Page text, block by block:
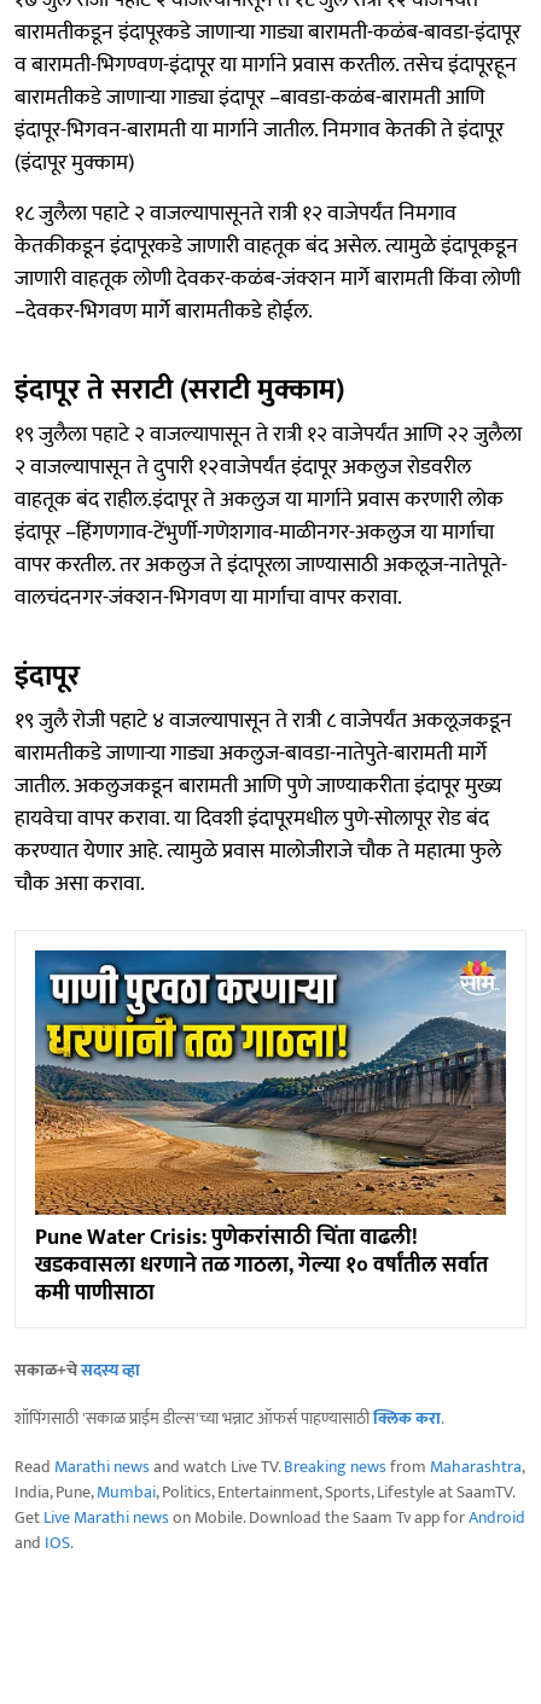
बारामतीकडून इंदापूरकडे जाणाऱ्या गाड्या बारामती-कळंब-बावडा-इंदापूर
व बारामती-भिगण्वण-इंदापूर या मार्गाने प्रवास करतील. तसेच इंदापूरहून
बारामतीकडे जाणाऱ्या गाड्या इंदापूर –बावडा-कळंब-बारामती आणि
इंदापूर-भिगवन-बारामती या मार्गाने जातील. निमगाव केतकी ते इंदापूर
(इंदापूर मुक्काम)
१८ जुलैला पहाटे २ वाजल्यापासूनते रात्री १२ वाजेपर्यंत निमगाव
केतकीकडून इंदापूरकडे जाणारी वाहतूक बंद असेल. त्यामुळे इंदापूकडून
जाणारी वाहतूक लोणी देवकर-कळंब-जंक्शन मार्गे बारामती किंवा लोणी
–देवकर-भिगवण मार्गे बारामतीकडे होईल.
इंदापूर ते सराटी (सराटी मुक्काम)
१९ जुलैला पहाटे २ वाजल्यापासून ते रात्री १२ वाजेपर्यंत आणि २२ जुलैला
२ वाजल्यापासून ते दुपारी १२वाजेपर्यंत इंदापूर अकलुज रोडवरील
वाहतूक बंद राहील.इंदापूर ते अकलुज या मार्गाने प्रवास करणारी लोक
इंदापूर –हिंगणगाव-टेंभुर्णी-गणेशगाव-माळीनगर-अकलुज या मार्गाचा
वापर करतील. तर अकलुज ते इंदापूरला जाण्यासाठी अकलूज-नातेपूते-
वालचंदनगर-जंक्शन-भिगवण या मार्गाचा वापर करावा.
इंदापूर
१९ जुलै रोजी पहाटे ४ वाजल्यापासून ते रात्री ८ वाजेपर्यंत अकलूजकडून
बारामतीकडे जाणाऱ्या गाड्या अकलुज-बावडा-नातेपुते-बारामती मार्गे
जातील. अकलुजकडून बारामती आणि पुणे जाण्याकरीता इंदापूर मुख्य
हायवेचा वापर करावा. या दिवशी इंदापूरमधील पुणे-सोलापूर रोड बंद
करण्यात येणार आहे. त्यामुळे प्रवास मालोजीराजे चौक ते महात्मा फुले
चौक असा करावा.
Pune Water Crisis: पुणेकरांसाठी चिंता वाढली!
खडकवासला धरणाने तळ गाठला, गेल्या १० वर्षांतील सर्वात
कमी पाणीसाठा
सकाळ+चेसदस्य व्हा
शॉपिंगसाठी 'सकाळ प्राईम डील्स'च्या भन्नाट ऑफर्स पाहण्यासाठीक्लिक करा.
Read Marathi newsand watch Live TV.Breaking newsfrom Maharashtra,
India, Pune,Mumbai, Politics, Entertainment, Sports, Lifestyle at SaamTV.
GetLive Marathi newson Mobile. Download the Saam Tv app forAndroid
and IOS.